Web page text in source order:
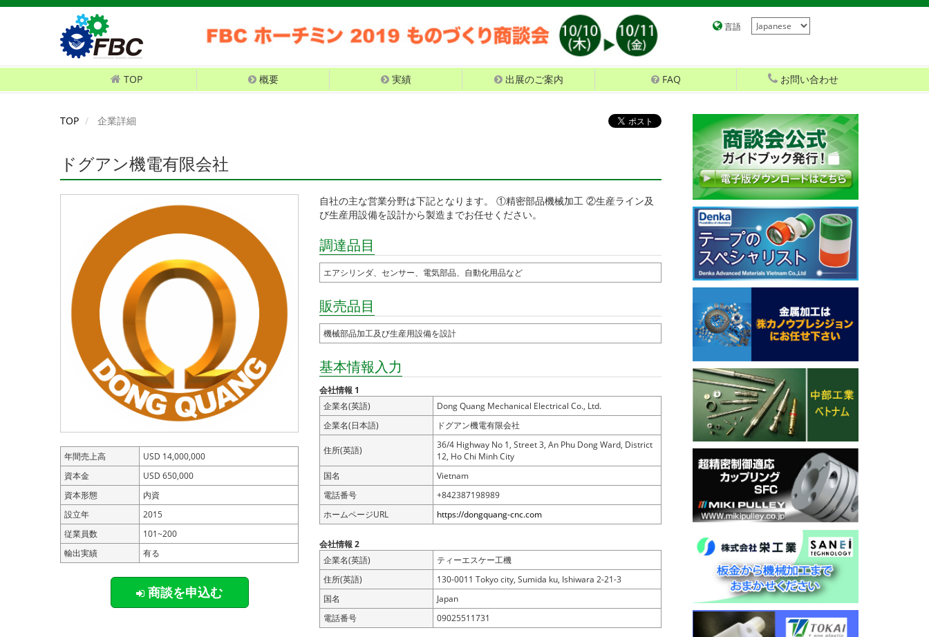
言語
TOP 概要 実績 出展のご案内 FAQ お問い合わせ
TOP 企業詳細
ドグアン機電有限会社
年間売上高
USD 14,000,000
資本金
USD 650,000
資本形態
内資
設立年
2015
従業員数
101~200
輸出実績
有る
商談を申込む
自社の主な営業分野は下記となります。 ①精密部品機械加工 ②生産ライン及
び生産用設備を設計から製造までお任せください。
調達品目
エアシリンダ、センサー、電気部品、自動化用品など
販売品目
機械部品加工及び生産用設備を設計
基本情報入力
会社情報 1
企業名(英語)
Dong Quang Mechanical Electrical Co., Ltd.
企業名(日本語)
ドグアン機電有限会社
住所(英語)
36/4 Highway No 1, Street 3, An Phu Dong Ward, District
12, Ho Chi Minh City
国名
Vietnam
電話番号
+842387198989
ホームページURL
https://dongquang-cnc.com
会社情報 2
企業名(英語)
ティーエスケー工機
住所(英語)
130-0011 Tokyo city, Sumida ku, Ishiwara 2-21-3
国名
Japan
電話番号
09025511731